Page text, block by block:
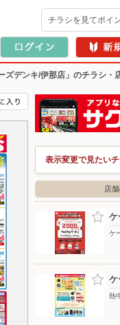
チラシを見てポイ
ズデンキ/伊那店」のチラシ・
表示変更で見たい
店
ケ
ケ
ケ
熱